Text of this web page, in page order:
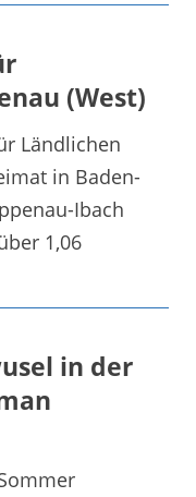
(West)
Ländlichen
in Baden-
Ibach
1,06
in der